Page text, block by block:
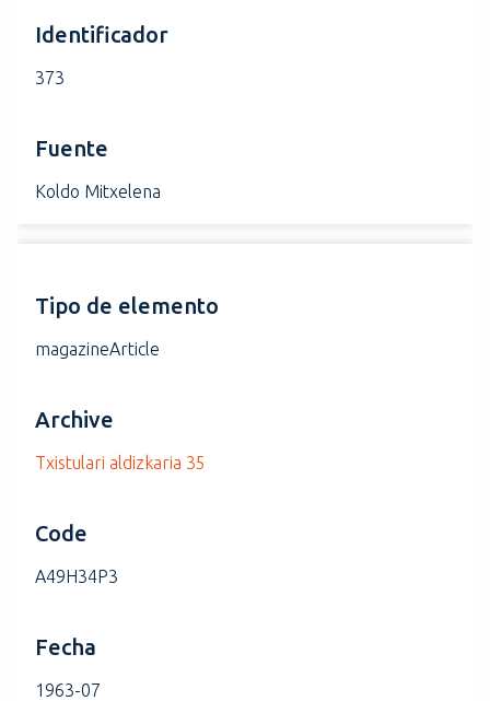
Identificador
373
Fuente
Koldo Mitxelena
Tipo de elemento
magazineArticle
Archive
Txistulari aldizkaria 35
Code
A49H34P3
Fecha
1963-07